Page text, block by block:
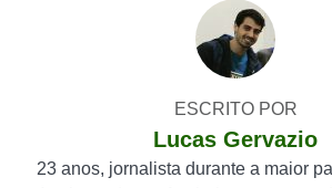
ESCRITO POR
Lucas Gervazio
23 anos, jornalista durante a maior